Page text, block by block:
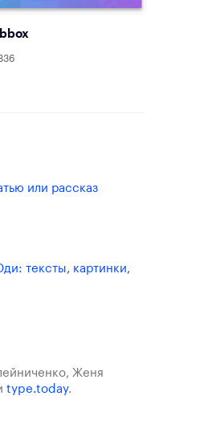
или рассказ
тексты, картинки,
Женя
type.today.